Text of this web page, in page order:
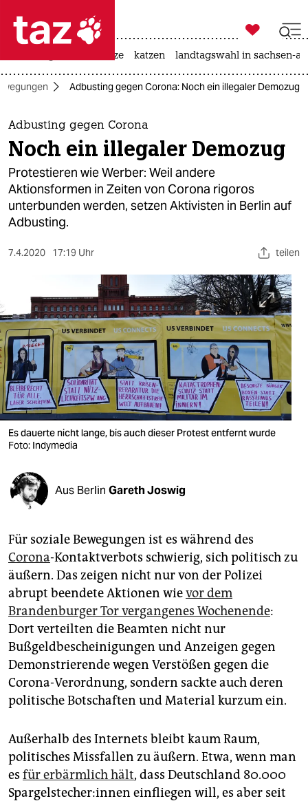
 taz zahl ich
taz zahl ich
themen
politik
öko
gesellschaft
kultur
berlin
nord
wahrheit
verlag
verlag
shop
fragen & hilfe
unterstützen
abo
genossenschaft
epaper login

taz zahl ich
hitze katzen landtagswahl in sachsen-
Adbusting gegen Corona: Noch ein illegaler Demozug
Adbusting gegen Corona
Noch ein illegaler Demozug
Protestieren wie Werber: Weil andere
Aktionsformen in Zeiten von Corona rigoros
unterbunden werden, setzen Aktivisten in Berlin auf
Adbusting.
7.4.2020 17:19 Uhr teilen
Es dauerte nicht lange, bis auch dieser Protest entfernt wurde
Foto: Indymedia
Aus Berlin Gareth Joswig
Für soziale Bewegungen ist es während des
Corona-Kontaktverbots schwierig, sich politisch zu
äußern. Das zeigen nicht nur von der Polizei
abrupt beendete Aktionen wievor dem
Brandenburger Tor vergangenes Wochenende:
Dort verteilten die Beamten nicht nur
Bußgeldbescheinigungen und Anzeigen gegen
Demonstrierende wegen Verstößen gegen die
Corona-Verordnung, sondern sackte auch deren
politische Botschaften und Material kurzum ein.
Außerhalb des Internets bleibt kaum Raum,
politisches Missfallen zu äußern. Etwa, wenn man
es für erbärmlich hält, dass Deutschland 80.000
Spargelstecher:innen einfliegen will, es aber seit